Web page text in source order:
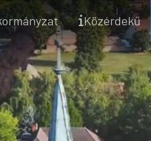
Közérdekű